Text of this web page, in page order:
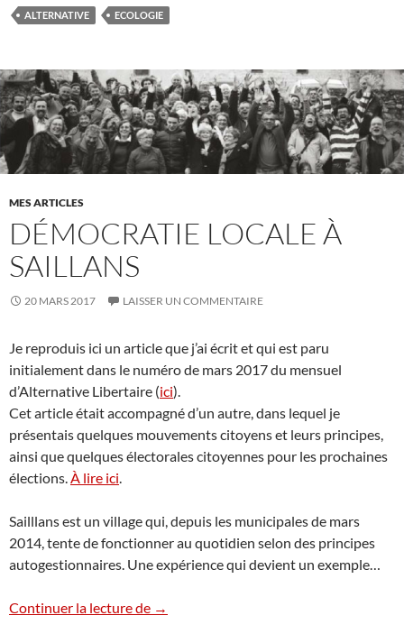
ALTERNATIVE ECOLOGIE
MES ARTICLES
DÉMOCRATIE LOCALE À
SAILLANS
20 MARS 2017 LAISSER UN COMMENTAIRE
Je reproduis ici un article que j’ai écrit et qui est paru
initialement dans le numéro de mars 2017 du mensuel
d’Alternative Libertaire (ici).
Cet article était accompagné d’un autre, dans lequel je
présentais quelques mouvements citoyens et leurs principes,
ainsi que quelques électorales citoyennes pour les prochaines
élections.À lire ici.
Sailllans est un village qui, depuis les municipales de mars
2014, tente de fonctionner au quotidien selon des principes
autogestionnaires. Une expérience qui devient un exemple…
Continuer la lecture de Démocratie locale à Saillans
→